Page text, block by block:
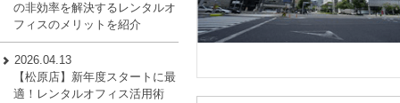
の非効率を解決するレンタルオ
フィスのメリットを紹介
2026.04.13
【松原店】新年度スタートに最
適！レンタルオフィス活用術